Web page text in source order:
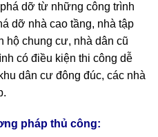
dỡ từ những công trình
dỡ nhà cao tầng, nhà tập
hộ chung cư, nhà dân cũ
có điều kiện thi công dễ
dân cư đông đúc, các nhà
pháp thủ công: